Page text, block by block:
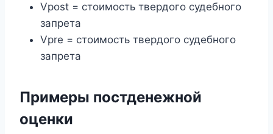
Vpost = стоимость твердого судебного
запрета
Vpre = стоимость твердого судебного
запрета
Примеры постденежной
оценки